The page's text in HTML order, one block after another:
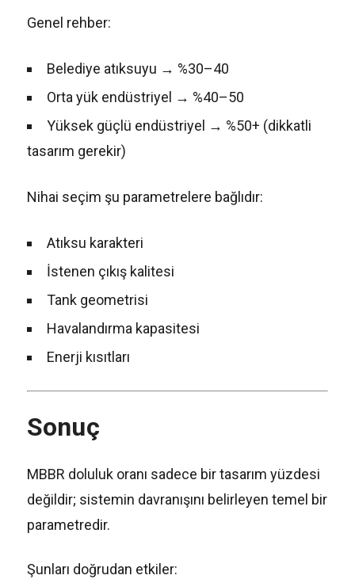
Genel rehber:
Belediye atıksuyu → %30–40
Orta yük endüstriyel → %40–50
Yüksek güçlü endüstriyel → %50+ (dikkatli
tasarım gerekir)
Nihai seçim şu parametrelere bağlıdır:
Atıksu karakteri
İstenen çıkış kalitesi
Tank geometrisi
Havalandırma kapasitesi
Enerji kısıtları
Sonuç
MBBR doluluk oranı sadece bir tasarım yüzdesi
değildir; sistemin davranışını belirleyen temel bir
parametredir.
Şunları doğrudan etkiler: